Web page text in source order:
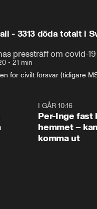
- 3313 döda totalt i
pressträff om covid-19
• 21 min
för civilt försvar (tidigare
I GÅR 10:16
Per-Inge fast i
hemmet –
komma ut